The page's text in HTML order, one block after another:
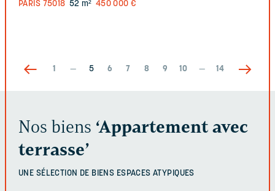
PARIS 75018 52 m² 450 000 €
1 — 5 6 7 8 9 10 — 14
Nos biens ‘Appartement avec
terrasse’
UNE SÉLECTION DE BIENS ESPACES ATYPIQUES